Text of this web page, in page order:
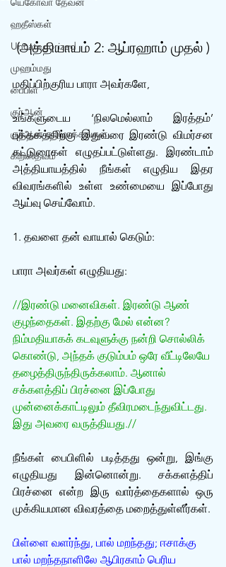
ஹதீஸ்கள்
Uncategorized
முஹம்மது
பைபிள்
குர்‍ஆன்
குர்‍ஆன் தமிழாக்கங்கள்
கிறிஸ்தவம்
(அத்தியாயம் 2: ஆப்ரஹாம் முதல் )
மதிப்பிற்குரிய பாரா அவர்களே,
உங்களுடைய ‘நிலமெல்லாம் இரத்தம்’
புத்தகத்திற்கு இதுவரை இரண்டு விமர்சன
கட்டுரைகள் எழுதப்பட்டுள்ளது. இரண்டாம்
அத்தியாயத்தில் நீங்கள் எழுதிய இதர
விவரங்களில் உள்ள உண்மையை இப்போது
ஆய்வு செய்வோம்.
1. தவளை தன் வாயால் கெடும்:
பாரா அவர்கள் எழுதியது:
//இரண்டு மனைவிகள். இரண்டு ஆண்
குழந்தைகள். இதற்கு மேல் என்ன?
நிம்மதியாகக் கடவுளுக்கு நன்றி சொல்லிக்
கொண்டு, அந்தக் குடும்பம் ஒரே வீட்டிலேயே
தழைத்திருந்திருக்கலாம். ஆனால்
சக்களத்திப் பிரச்னை இப்போது
முன்னைக்காட்டிலும் தீவிரமடைந்துவிட்டது.
இது அவரை வருத்தியது.//
நீங்கள் பைபிளில் படித்தது ஒன்று, இங்கு
எழுதியது இன்னொன்று. சக்களத்திப்
பிரச்னை என்ற இரு வார்த்தைகளால் ஒரு
முக்கியமான விவரத்தை மறைத்துள்ளீர்கள்.
பிள்ளை வளர்ந்து, பால் மறந்தது; ஈசாக்கு
பால் மறந்தநாளிலே ஆபிரகாம் பெரிய